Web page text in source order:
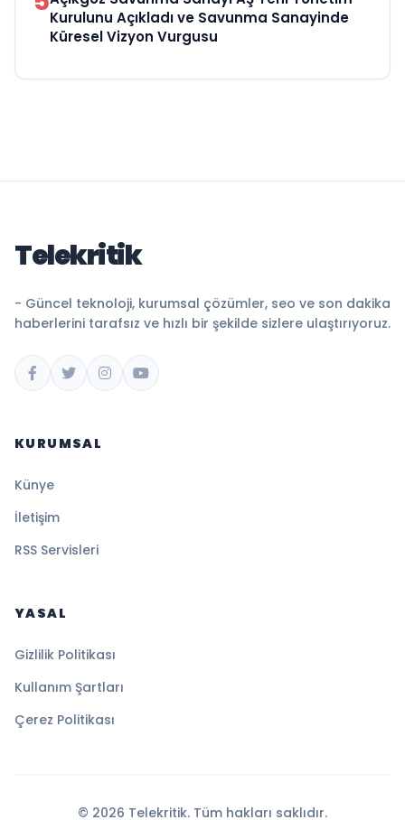
Kurulunu Açıkladı ve Savunma Sanayinde
Küresel Vizyon Vurgusu
Telekritik
- Güncel teknoloji, kurumsal çözümler, seo ve son dakika
haberlerini tarafsız ve hızlı bir şekilde sizlere ulaştırıyoruz.
KURUMSAL
Künye
İletişim
RSS Servisleri
YASAL
Gizlilik Politikası
Kullanım Şartları
Çerez Politikası
© 2026 Telekritik. Tüm hakları saklıdır.